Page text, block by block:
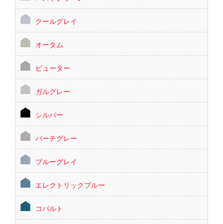
クールグレイ
オータム
ピューター
ガルグレー
シルバー
バーチグレー
ブルーグレイ
エレクトリックブルー
コバルト